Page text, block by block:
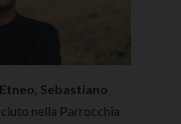
Sebastiano
nella Parrocchia